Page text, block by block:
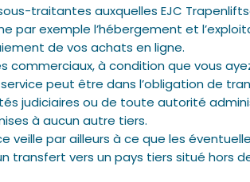
traitantes auxquelles EJC
par exemple l’hébergement et
de vos achats en ligne.
commerciaux, à condition que vous
peut être dans l’obligation de
judiciaires ou de toute autorité
à aucun autre tiers.
veille par ailleurs à ce que les
transfert vers un pays tiers situé hors